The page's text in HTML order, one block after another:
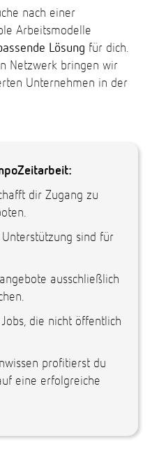
nach einer
Arbeitsmodelle
Lösung für dich.
Netzwerk bringen wir
Unternehmen in der
dir Zugang zu
sind für
ausschließlich
die nicht öffentlich
profitierst du
eine erfolgreiche